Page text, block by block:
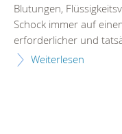
Blutungen,
Schock immer auf
erforderlicher und
Weiterlesen